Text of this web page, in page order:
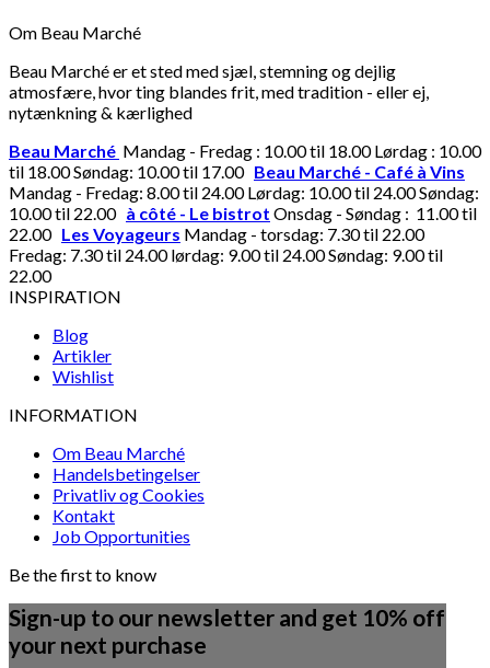
Om Beau Marché
Beau Marché er et sted med sjæl, stemning og dejlig
atmosfære, hvor ting blandes frit, med tradition - eller ej,
nytænkning & kærlighed
Beau Marché Mandag - Fredag : 10.00 til 18.00 Lørdag : 10.00
til 18.00 Søndag: 10.00 til 17.00 Beau Marché - Café à Vins
Mandag - Fredag: 8.00 til 24.00 Lørdag: 10.00 til 24.00 Søndag:
10.00 til 22.00 à côté - Le bistrot Onsdag - Søndag : 11.00 til
22.00 Les Voyageurs Mandag - torsdag: 7.30 til 22.00
Fredag: 7.30 til 24.00 lørdag: 9.00 til 24.00 Søndag: 9.00 til
22.00
INSPIRATION
Blog
Artikler
Wishlist
INFORMATION
Om Beau Marché
Handelsbetingelser
Privatliv og Cookies
Kontakt
Job Opportunities
Be the first to know
Sign-up to our newsletter and get 10% off
your next purchase